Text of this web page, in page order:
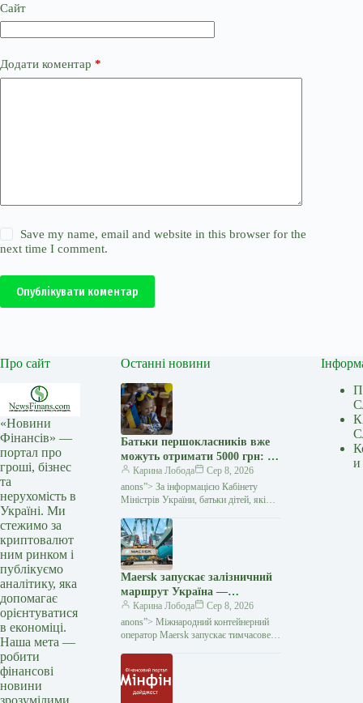
Сайт
Додати коментар *
Save my name, email and website in this browser for the
next time I comment.
Опублікувати коментар
Про сайт
«Новини
Фінансів» —
портал про
гроші, бізнес
та
нерухомість в
Україні. Ми
стежимо за
криптовалют
ним ринком і
публікуємо
аналітику, яка
допомагає
орієнтуватися
в економіці.
Наша мета —
робити
фінансові
новини
зрозумілими
Останні новини
Батьки першокласників вже
можуть отримати 5000 грн: як
оформити «Пакунок
школяра» — Мінфін
Карина Лобода
Сер 8, 2026
anons”> За інформацією Кабінету
Міністрів України, батьки дітей, які
до першого класу, вже можуть подати
заяву на отримання
Maersk запускає залізничний
маршрут Україна —
Констанца через атаки на
чорноморські порти —
Мінфін
Карина Лобода
Сер 8, 2026
anons”> Міжнародний контейнерний
оператор Maersk запускає тимчасове
та румунським портом Констанца.
Рішення
и